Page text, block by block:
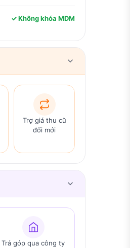
✓ Không khóa MDM
Trợ giá thu cũ
đổi mới
Trả góp qua công ty